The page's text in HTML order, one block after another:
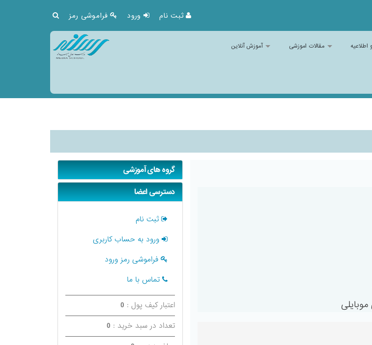
ثبت نام ورود فراموشی رمز
اطلاعیه مقالات اموزشی آموزش آنلاین
گروه های آموزشی
دسترسی اعضا
ثبت نام
ورود به حساب کاربری
فراموشی رمز ورود
تماس با ما
اعتبار کیف پول : 0
تعداد در سبد خرید : 0